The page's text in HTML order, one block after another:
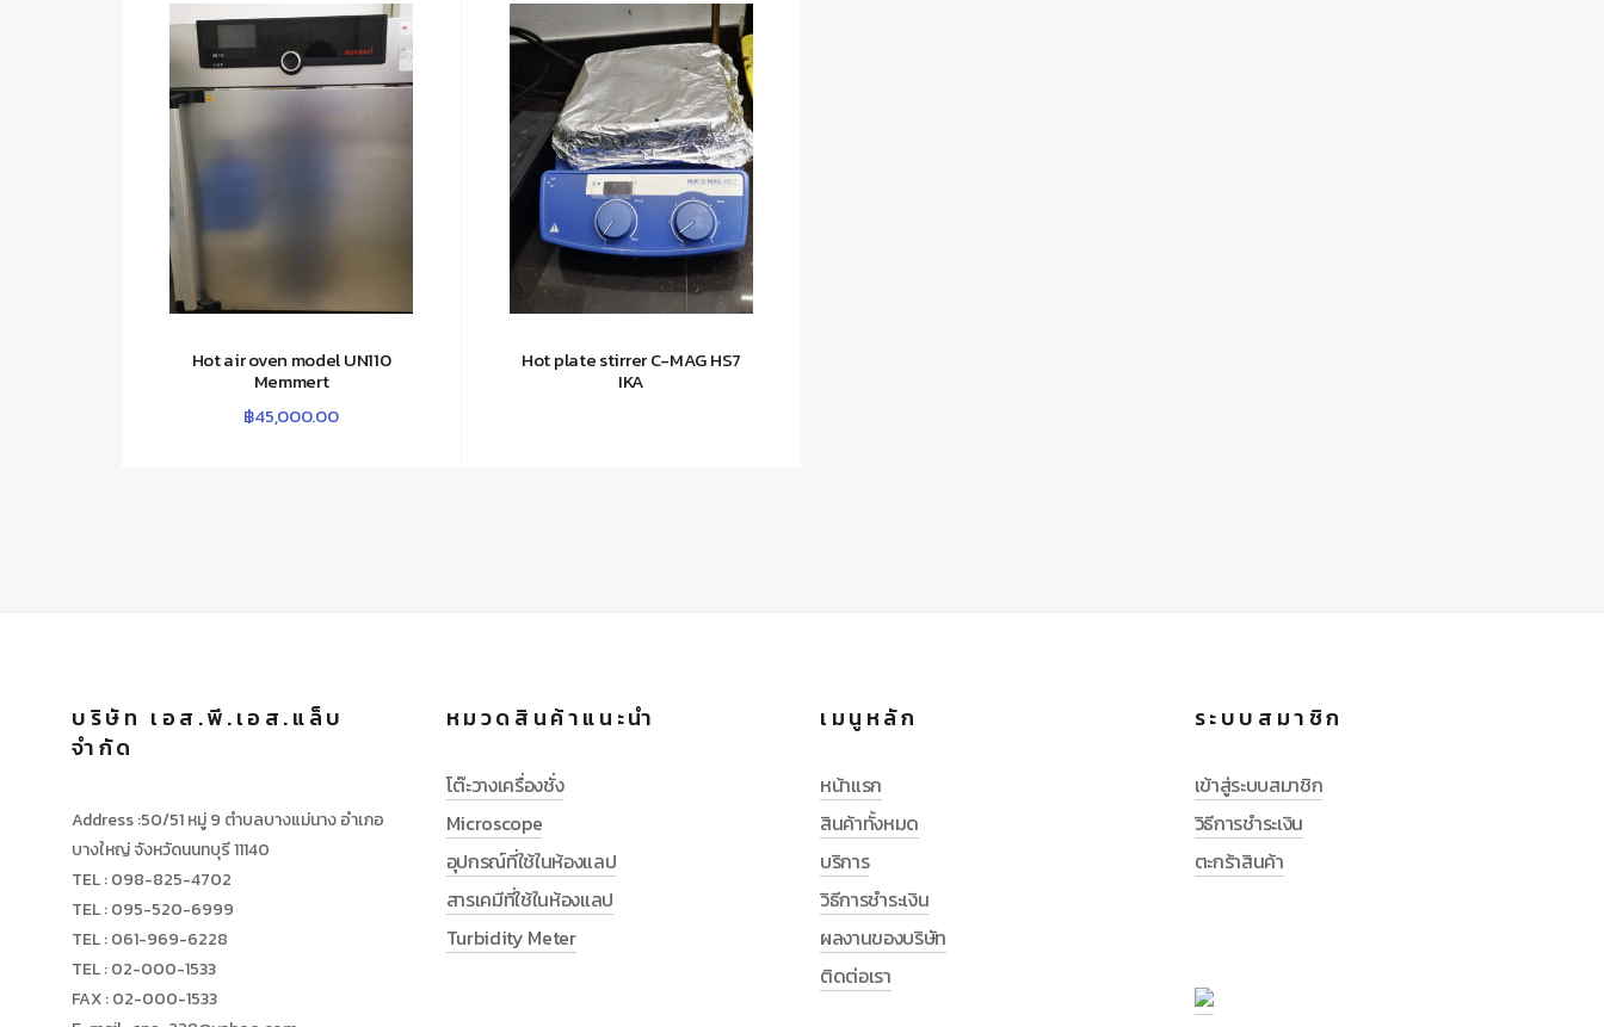
Hot air oven model UN110
Memmert
฿45,000.00
Hot plate stirrer C-MAG HS7
IKA
บริษัท เอส.พี.เอส.แล็บ
จำกัด
Address :50/51 หมู่ 9 ตำบลบางแม่นาง อำเภอ
บางใหญ่ จังหวัดนนทบุรี 11140
TEL : 098-825-4702
TEL : 095-520-6999
TEL : 061-969-6228
TEL : 02-000-1533
FAX : 02-000-1533
หมวดสินค้าแนะนำ
โต๊ะวางเครื่องชั่ง
Microscope
อุปกรณ์ที่ใช้ในห้องแลป
สารเคมีที่ใช้ในห้องแลป
Turbidity Meter
เมนูหลัก
หน้าแรก
สินค้าทั้งหมด
บริการ
วิธีการชำระเงิน
ผลงานของบริษัท
ติดต่อเรา
ระบบสมาชิก
เข้าสู่ระบบสมาชิก
วิธีการชำระเงิน
ตะกร้าสินค้า